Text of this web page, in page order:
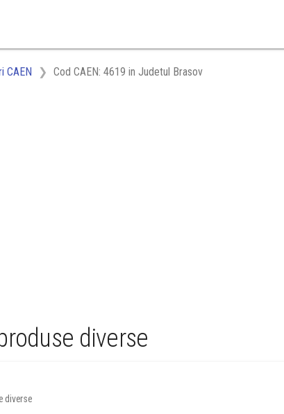
CAEN Cod CAEN: 4619 in Judetul Brasov
diverse
diverse